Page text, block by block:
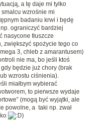
a tę daje mi tylko
wzrośnie mi
badaniu krwi i będę
ograniczyć bardziej
nasycone tłuszcze
zwiększyć spożycie tego co
3, chleb z amarantusem)
nie ma, bo jeśli ktoś
będzie już chory (brak
wzrostu ciśnienia).
miałbym wybierać
to pierwsze wydaje
(mogą być wyjątki, ale
powolne, a taki np. zwał
)